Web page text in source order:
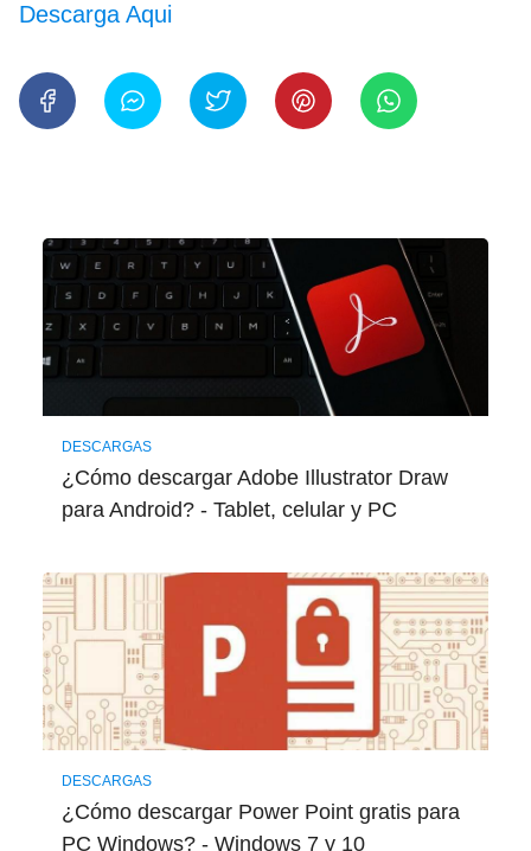
Descarga Aqui
DESCARGAS
¿Cómo descargar Adobe Illustrator Draw
para Android? - Tablet, celular y PC
DESCARGAS
¿Cómo descargar Power Point gratis para
PC Windows? - Windows 7 y 10